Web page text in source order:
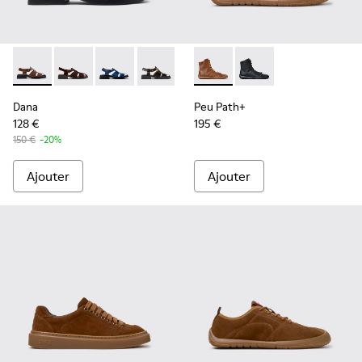
Dana - K201489-010 - Sandales en cuir marron Pour femme.
Dana - K201489-012 - Sandales en daim marron
Dana - K201489-011
Dana - K201489-001
Dana
128 €
150 € -20%
Ajouter
Peu Path+ - K400861-003
Peu Path+ -
Peu Path+
195 €
Ajouter